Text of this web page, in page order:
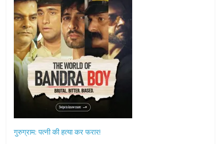
गुरुग्राम: पत्नी की हत्या कर फरार!